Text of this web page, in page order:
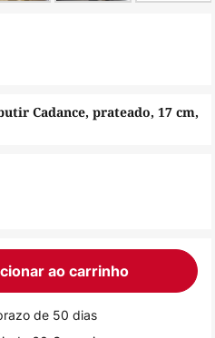
Cadance, prateado, 17 cm,
ao carrinho
de 50 dias